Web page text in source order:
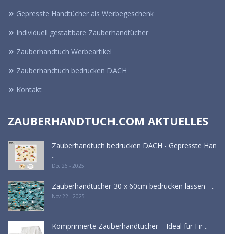
Gepresste Handtücher als Werbegeschenk
Individuell gestaltbare Zauberhandtücher
Zauberhandtuch Werbeartikel
Zauberhandtuch bedrucken DACH
Kontakt
ZAUBERHANDTUCH.COM AKTUELLES
Zauberhandtuch bedrucken DACH - Gepresste Han
..
Dec 26 - 2025
Zauberhandtücher 30 x 60cm bedrucken lassen - ..
Nov 22 - 2025
Komprimierte Zauberhandtücher – Ideal für Fir ..